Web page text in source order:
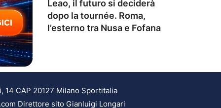
Leao, il futuro si deciderà
dopo la tournée. Roma,
l’esterno tra Nusa e Fofana
14 CAP 20127 Milano Sportitalia
Direttore sito Gianluigi Longari